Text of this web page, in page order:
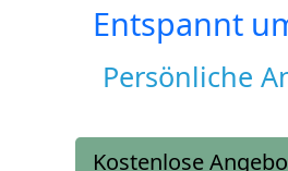
Entspannt
Persönliche
Kostenlose